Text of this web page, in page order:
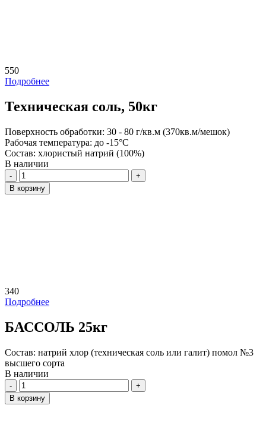
550
Подробнее
Техническая соль, 50кг
Поверхность обработки: 30 - 80 г/кв.м (370кв.м/мешок)
Рабочая температура: до -15°С
Состав: хлористый натрий (100%)
В наличии
Количество
В корзину
340
Подробнее
БАССОЛЬ 25кг
Состав: натрий хлор (техническая соль или галит) помол №3
высшего сорта
В наличии
Количество
В корзину